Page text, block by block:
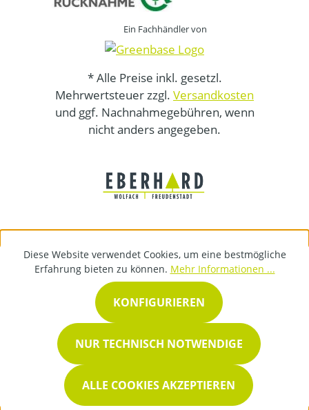
Ein Fachhändler von
* Alle Preise inkl. gesetzl.
Mehrwertsteuer zzgl. Versandkosten
und ggf. Nachnahmegebühren, wenn
nicht anders angegeben.
Diese Website verwendet Cookies, um eine bestmögliche
Erfahrung bieten zu können. Mehr Informationen ...
NUR TECHNISCH NOTWENDIGE
KONFIGURIEREN
ALLE COOKIES AKZEPTIEREN